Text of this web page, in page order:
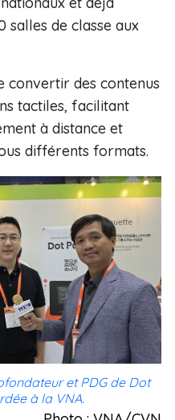
salles de classe aux
convertir des contenus
tactiles, facilitant
à distance et
différents formats.
et PDG de Dot
à la VNA.